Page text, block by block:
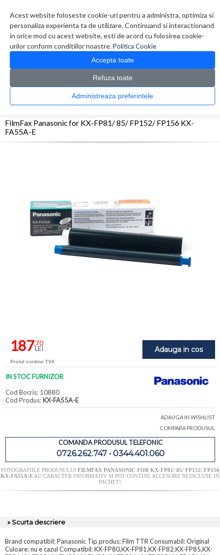
Acest website foloseste cookie-uri pentru a administra, optimiza si
personaliza experienta ta de utilizare. Continuand si interactionand
in orice mod cu acest website, esti de acord cu folosirea cookie-
urilor conform conditiilor noastre.Politica Cookie
Accepta toate
Refuza toate
Administreaza preferintele
0 produs(e)
CATALOG PRODUSE
Consumabile originale > FilmFax & Ribbon >
FilmFax Panasonic for KX-FP81/ 85/ FP152/ FP156 KX-
FA55A-E
Adauga in cos
187,70
LEI
Pretul contine TVA
IN STOC FURNIZOR
Cod Bocris: 10880
Cod Produs: KX-FA55A-E
ADAUGA IN WISHLIST
COMPARA PRODUSUL
COMANDA PRODUSUL TELEFONIC
0726.262.747 • 0344.401.060
FOTOGRAFIILE PRODUSULUI FILMFAX PANASONIC FOR KX-FP81/ 85/ FP152/ FP156
KX-FA55A-EAU CARACTER INFORMATIV SI POT CONTINE ACCESORII NEINCLUSE IN
PACHET!
» Scurta descriere
Brand compatibil: Panasonic Tip produs: Film TTR Consumabil: Original
Culoare: nu e cazul Compatibil: KX-FP80,KX-FP81,KX-FP82,KX-FP85,KX-